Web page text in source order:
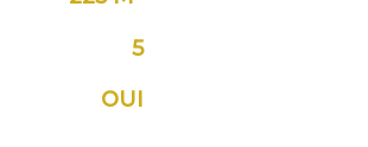
5
OUI